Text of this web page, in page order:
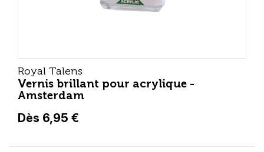
Royal Talens
Vernis brillant pour acrylique -
Amsterdam
Dès 6,95 €